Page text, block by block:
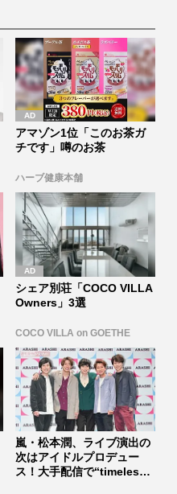
アマゾン1位「このお茶ガ
チです」噂のお茶
ハーブ健康本舗
シェア別荘「COCO VILLA
Owners」3選
COCO VILLA on GOETHE
嵐・松本潤、ライブ演出の
次はアイドルプロデュー
ス！大手配信で“timelesz